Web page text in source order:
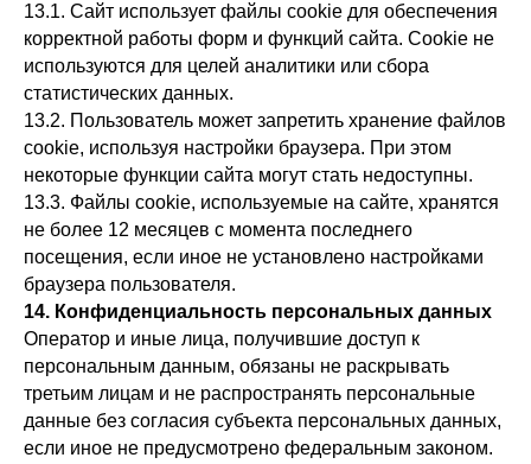
13.1. Сайт использует файлы cookie для обеспечения
корректной работы форм и функций сайта. Cookie не
используются для целей аналитики или сбора
статистических данных.
13.2. Пользователь может запретить хранение файлов
cookie, используя настройки браузера. При этом
некоторые функции сайта могут стать недоступны.
13.3. Файлы cookie, используемые на сайте, хранятся
не более 12 месяцев с момента последнего
посещения, если иное не установлено настройками
браузера пользователя.
14. Конфиденциальность персональных данных
Оператор и иные лица, получившие доступ к
персональным данным, обязаны не раскрывать
третьим лицам и не распространять персональные
данные без согласия субъекта персональных данных,
если иное не предусмотрено федеральным законом.